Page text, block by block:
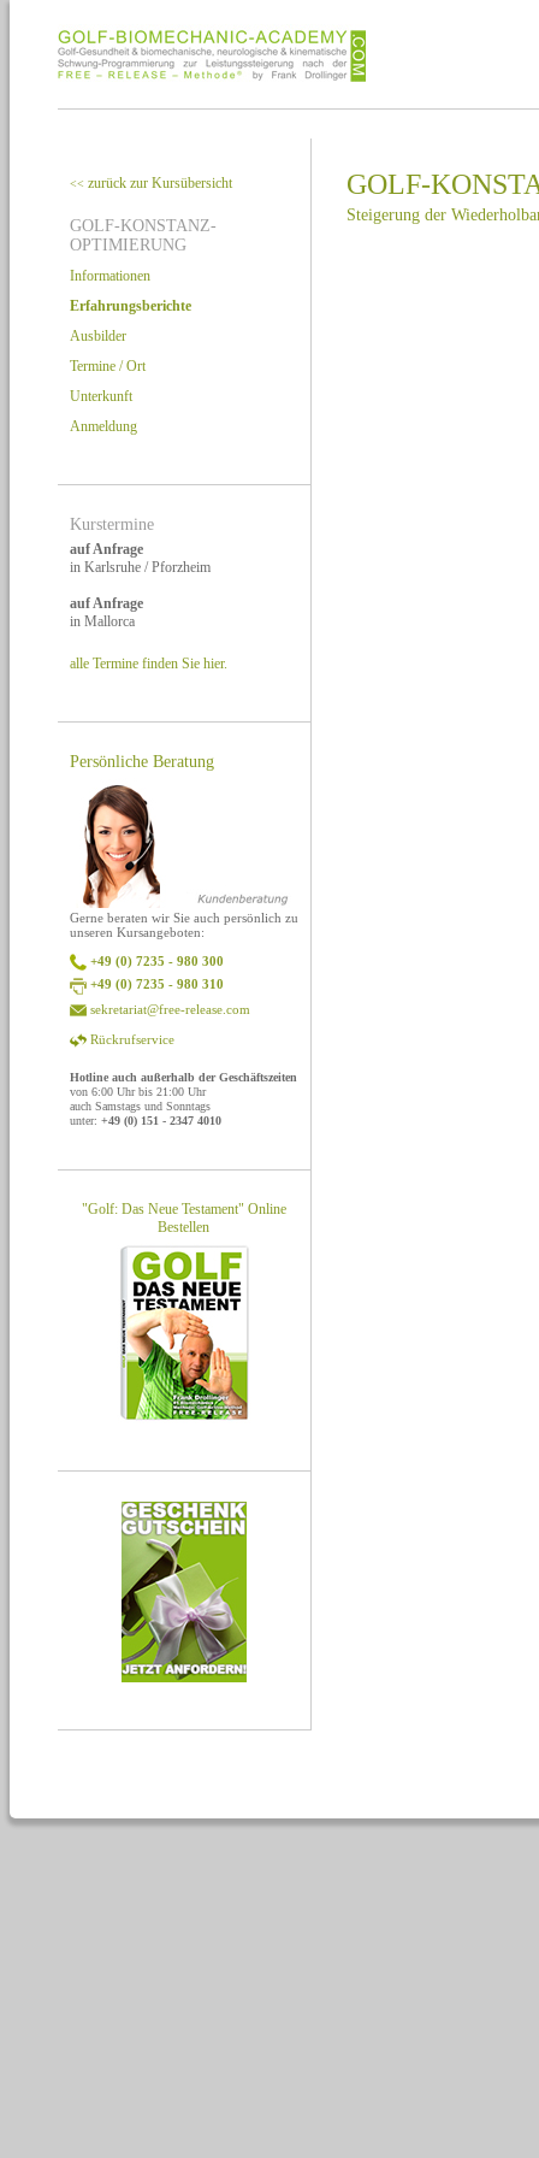
<< zurück zur Kursübersicht
GOLF-KONSTANZ-
OPTIMIERUNG
Informationen
Erfahrungsberichte
Ausbilder
Termine / Ort
Unterkunft
Anmeldung
Kurstermine
auf Anfrage
in Karlsruhe / Pforzheim
auf Anfrage
in Mallorca
alle Termine finden Sie hier.
Persönliche Beratung
Gerne beraten wir Sie auch persönlich zu
unseren Kursangeboten:
+49 (0) 7235 - 980 300
+49 (0) 7235 - 980 310
sekretariat@free-release.com
Rückrufservice
Hotline auch außerhalb der Geschäftszeiten
von 6:00 Uhr bis 21:00 Uhr
auch Samstags und Sonntags
unter: +49 (0) 151 - 2347 4010
"Golf: Das Neue Testament" Online
Bestellen
GOLF-
Steigerung der